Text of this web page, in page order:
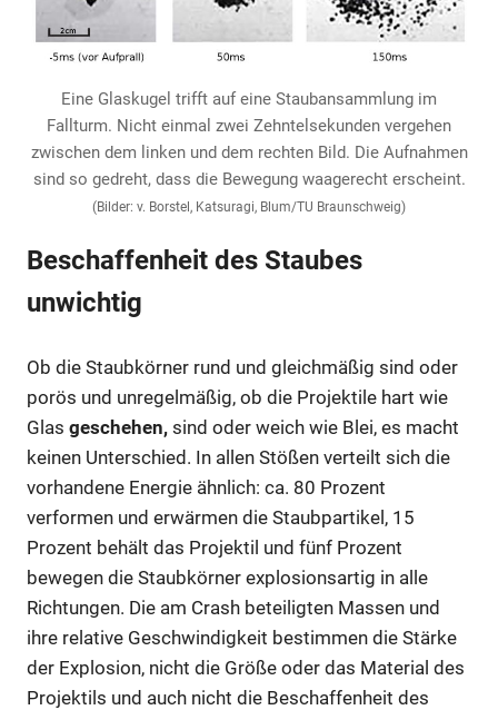
Eine Glaskugel trifft auf eine Staubansammlung im
Fallturm. Nicht einmal zwei Zehntelsekunden vergehen
zwischen dem linken und dem rechten Bild. Die Aufnahmen
sind so gedreht, dass die Bewegung waagerecht erscheint.
(Bilder: v. Borstel, Katsuragi, Blum/TU Braunschweig)
Beschaffenheit des Staubes
unwichtig
Ob die Staubkörner rund und gleichmäßig sind oder
porös und unregelmäßig, ob die Projektile hart wie
Glas geschehen, sind oder weich wie Blei, es macht
keinen Unterschied. In allen Stößen verteilt sich die
vorhandene Energie ähnlich: ca. 80 Prozent
verformen und erwärmen die Staubpartikel, 15
Prozent behält das Projektil und fünf Prozent
bewegen die Staubkörner explosionsartig in alle
Richtungen. Die am Crash beteiligten Massen und
ihre relative Geschwindigkeit bestimmen die Stärke
der Explosion, nicht die Größe oder das Material des
Projektils und auch nicht die Beschaffenheit des